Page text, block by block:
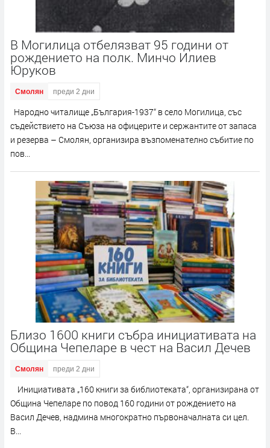
В Могилица отбелязват 95 години от
рождението на полк. Минчо Илиев
Юруков
Смолян преди 2 дни
Народно читалище „България-1937“ в село Могилица, със
съдействието на Съюза на офицерите и сержантите от запаса
и резерва – Смолян, организира възпоменателно събитие по
пов...
Близо 1600 книги събра инициативата на
Община Чепеларе в чест на Васил Дечев
Смолян преди 2 дни
Инициативата „160 книги за библиотеката“, организирана от
Община Чепеларе по повод 160 години от рождението на
Васил Дечев, надмина многократно първоначалната си цел.
В...